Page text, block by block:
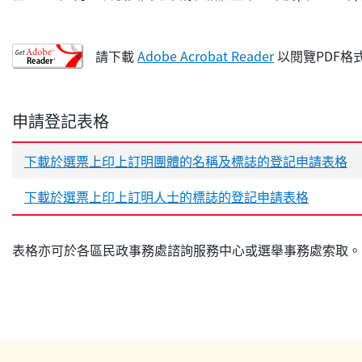
請下載Adobe Acrobat Reader以閱覽PDF格
申請登記表格
下載於選票上印上訂明團體的名稱及標誌的登記申請表格
下載於選票上印上訂明人士的標誌的登記申請表格
表格亦可於各區民政事務處諮詢服務中心或選舉事務處索取。